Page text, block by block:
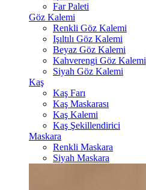
Far Paleti
Göz Kalemi
Renkli Göz Kalemi
Işıltılı Göz Kalemi
Beyaz Göz Kalemi
Kahverengi Göz Kalemi
Siyah Göz Kalemi
Kaş
Kaş Farı
Kaş Maskarası
Kaş Kalemi
Kaş Şekillendirici
Maskara
Renkli Maskara
Siyah Maskara